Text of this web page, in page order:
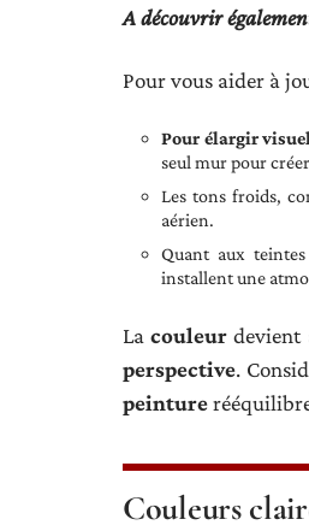
A découvrir
Pour vous aider à
Pour élargir
seul mur pour
Les tons froids,
aérien.
Quant aux
installent une
Lacouleur devient
perspective.
peinture
Couleurs